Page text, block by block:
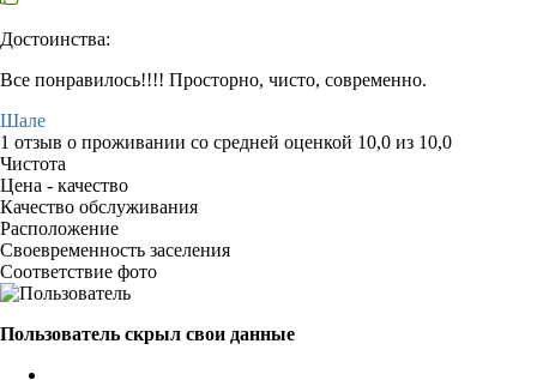
Достоинства:
Все понравилось!!!! Просторно, чисто, современно.
Шале
1 отзыв о проживании со средней оценкой 10,0 из 10,0
Чистота
Цена - качество
Качество обслуживания
Расположение
Своевременность заселения
Соответствие фото
Пользователь скрыл свои данные